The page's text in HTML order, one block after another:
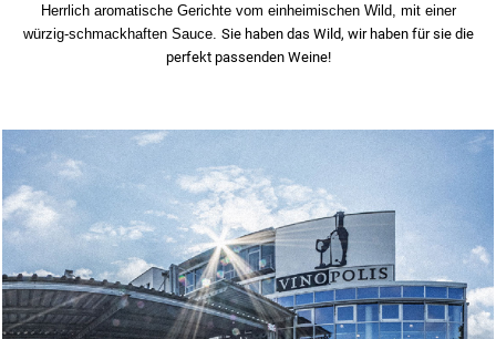
Herrlich aromatische Gerichte vom einheimischen Wild, mit einer
würzig-schmackhaften Sauce. Sie haben das Wild, wir haben für sie die
perfekt passenden Weine!